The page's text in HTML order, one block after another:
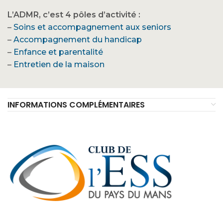
L’ADMR, c’est 4 pôles d’activité :
– Soins et accompagnement aux seniors
– Accompagnement du handicap
– Enfance et parentalité
– Entretien de la maison
INFORMATIONS COMPLÉMENTAIRES